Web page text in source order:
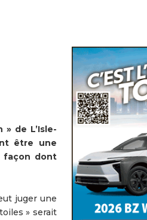
» de L’Isle-
être une
façon dont
juger une
» serait